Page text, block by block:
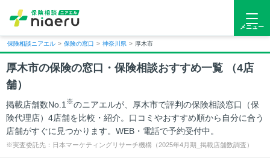
メニュー
保険相談ニアエル > 保険の窓口 > 神奈川県 > 厚木市
厚木市の保険の窓口・保険相談おすすめ一覧 （4店
舗）
掲載店舗数No.1 ※のニアエルが、厚木市で評判の保険相談窓口（保
険代理店）4店舗を比較・紹介。口コミやおすすめ順から自分に合う
店舗がすぐに見つかります。WEB・電話で予約受付中。
※実査委託先：日本マーケティングリサーチ機構（2025年4月期_掲載店舗数調査）